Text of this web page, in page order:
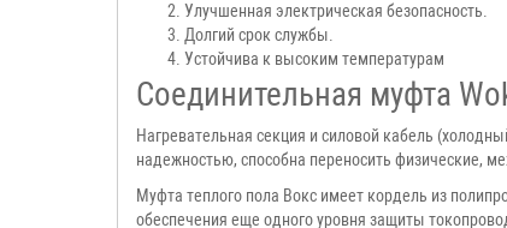
Улучшенная электрическая безопасность.
Долгий срок службы.
Устойчива к высоким температурам
Соединительная муфта
Нагревательная секция и силовой кабель
надежностью, способна переносить физические,
Муфта теплого пола Вокс имеет кордель из
обеспечения еще одного уровня защиты